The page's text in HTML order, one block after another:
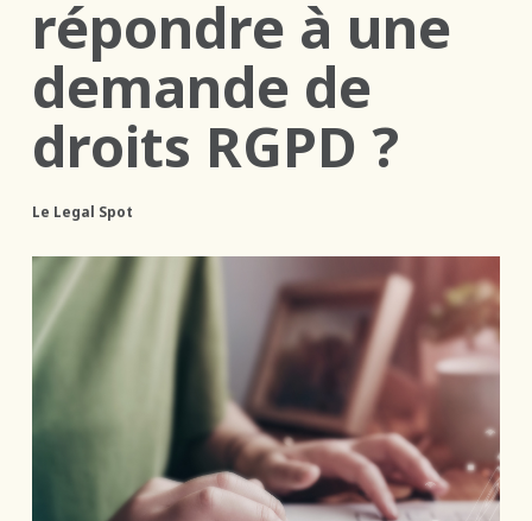
répondre à une
demande de
droits RGPD ?
Le Legal Spot